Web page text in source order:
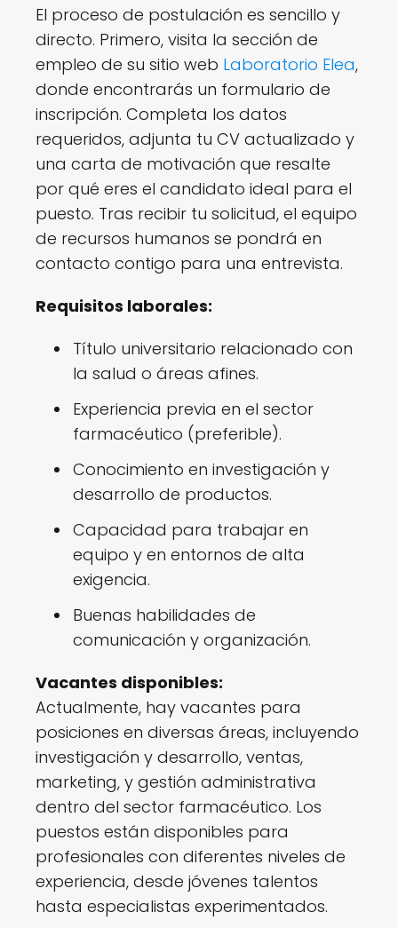
El proceso de postulación es sencillo y
directo. Primero, visita la sección de
empleo de su sitio web Laboratorio Elea,
donde encontrarás un formulario de
inscripción. Completa los datos
requeridos, adjunta tu CV actualizado y
una carta de motivación que resalte
por qué eres el candidato ideal para el
puesto. Tras recibir tu solicitud, el equipo
de recursos humanos se pondrá en
contacto contigo para una entrevista.
Requisitos laborales:
Título universitario relacionado con
la salud o áreas afines.
Experiencia previa en el sector
farmacéutico (preferible).
Conocimiento en investigación y
desarrollo de productos.
Capacidad para trabajar en
equipo y en entornos de alta
exigencia.
Buenas habilidades de
comunicación y organización.
Vacantes disponibles:
Actualmente, hay vacantes para
posiciones en diversas áreas, incluyendo
investigación y desarrollo, ventas,
marketing, y gestión administrativa
dentro del sector farmacéutico. Los
puestos están disponibles para
profesionales con diferentes niveles de
experiencia, desde jóvenes talentos
hasta especialistas experimentados.